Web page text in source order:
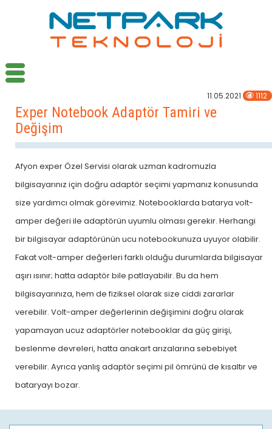
11.05.2021 1112
Exper Notebook Adaptör Tamiri ve
Değişim
Afyon exper Özel Servisi olarak uzman kadromuzla
bilgisayarınız için doğru adaptör seçimi yapmanız konusunda
size yardımcı olmak görevimiz. Notebooklarda batarya volt-
amper değeri ile adaptörün uyumlu olması gerekir. Herhangi
bir bilgisayar adaptörünün ucu notebookunuza uyuyor olabilir.
Fakat volt-amper değerleri farklı olduğu durumlarda bilgisayar
aşırı ısınır; hatta adaptör bile patlayabilir. Bu da hem
bilgisayarınıza, hem de fiziksel olarak size ciddi zararlar
verebilir. Volt-amper değerlerinin değişimini doğru olarak
yapamayan ucuz adaptörler notebooklar da güç girişi,
beslenme devreleri, hatta anakart arızalarına sebebiyet
verebilir. Ayrıca yanlış adaptör seçimi pil ömrünü de kısaltır ve
bataryayı bozar.